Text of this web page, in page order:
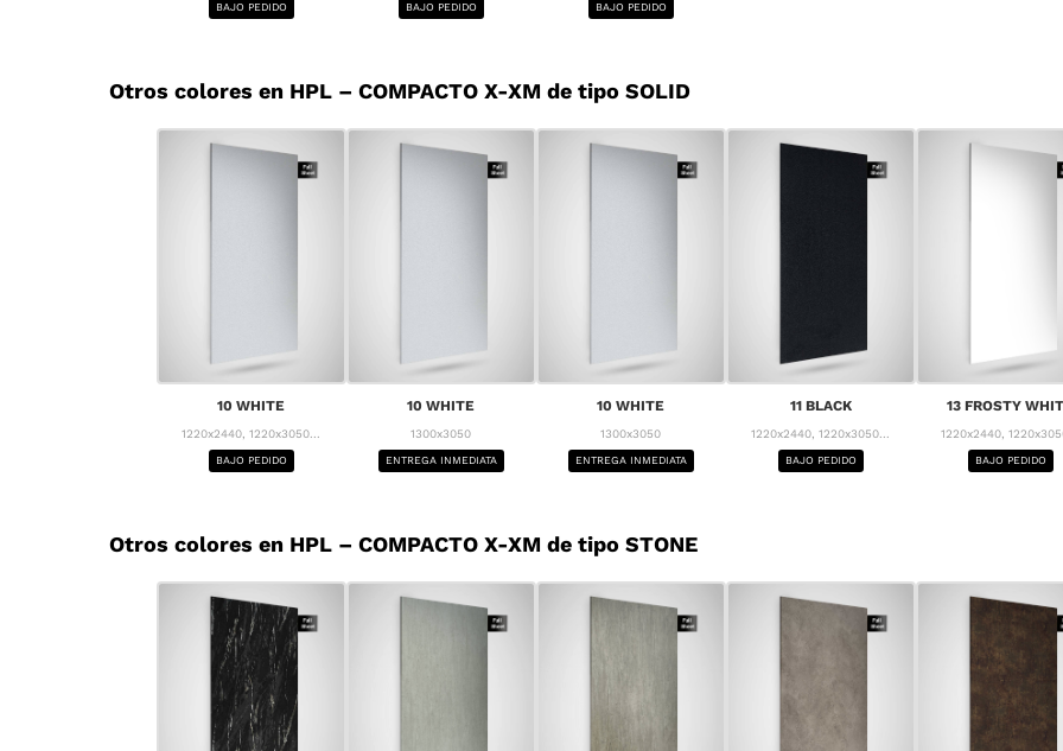
BAJO PEDIDO BAJO PEDIDO BAJO PEDIDO
Otros colores en HPL – COMPACTO X-XM de tipo SOLID
10 WHITE
1220x2440, 1220x3050...
BAJO PEDIDO
10 WHITE
1300x3050
ENTREGA INMEDIATA
10 WHITE
1300x3050
ENTREGA INMEDIATA
11 BLACK
1220x2440, 1220x3050...
BAJO PEDIDO
13 FROSTY
1220x2440,
BAJO PEDIDO
Otros colores en HPL – COMPACTO X-XM de tipo STONE